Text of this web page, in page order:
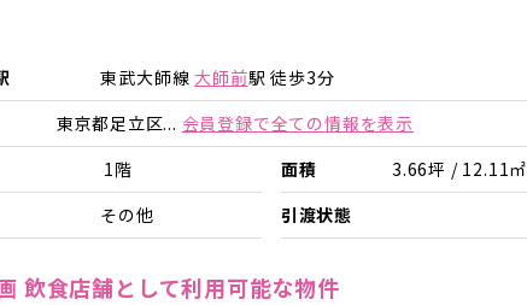
る 東武大師線 大師前駅 徒歩3分
東京都足立区... 会員登録で全ての情報を表示
1階 面積
3.66坪 / 12.11㎡
その他 引渡状態
飲食店舗として利用可能な物件